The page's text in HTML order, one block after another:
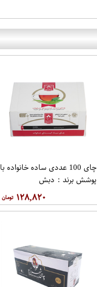
چای 100 عددی ساده خانواده با
پوشش برند : دبش
۱۲۸,۸۲۰